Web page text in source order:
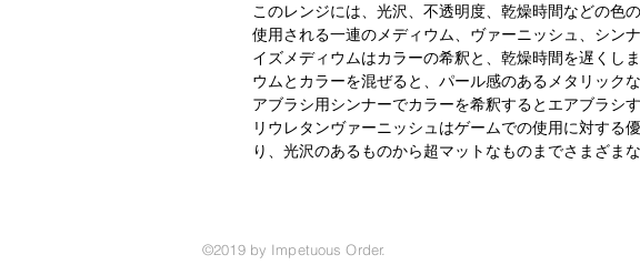
このレンジには、光沢、不透明度、乾燥時間などの色
使用される一連のメディウム、ヴァーニッシュ、シン
イズメディウムはカラーの希釈と、乾燥時間を遅くし
ウムとカラーを混ぜると、パール感のあるメタリック
アブラシ用シンナーでカラーを希釈するとエアブラシ
リウレタンヴァーニッシュはゲームでの使用に対する
り、光沢のあるものから超マットなものまでさまざま
©2019 by Impetuous Order.